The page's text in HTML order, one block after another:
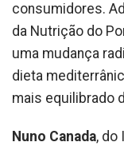
consumidores.
da Nutrição do
uma mudança
dieta
mais equilibrado
Nuno Canada, do